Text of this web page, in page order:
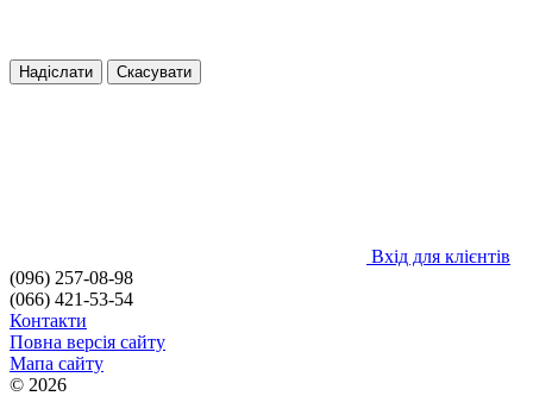
Надіслати Скасувати
Вхід для клієнтів
(096) 257-08-98
(066) 421-53-54
Контакти
Повна версія сайту
Мапа сайту
© 2026